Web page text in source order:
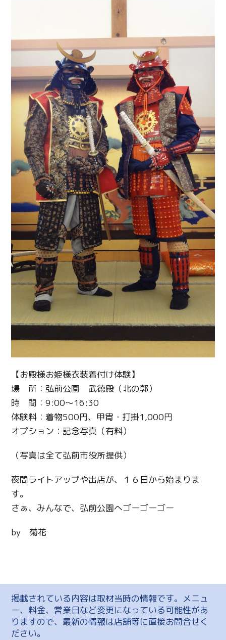
【お殿様お姫様衣装着付け体験】
場 所：弘前公園 武徳殿（北の郭）
時 間：9:00～16:30
体験料：着物500円、甲冑・打掛1,000円
オプション：記念写真（有料）
（写真は全て弘前市役所提供）
夜間ライトアップや出店が、１６日から始まりま
す。
さぁ、みんなで、弘前公園へゴーゴーゴー
by 菊花
掲載されている内容は取材当時の情報です。メニュ
ー、料金、営業日など変更になっている可能性があ
りますので、最新の情報は店舗等に直接お問合せく
ださい。